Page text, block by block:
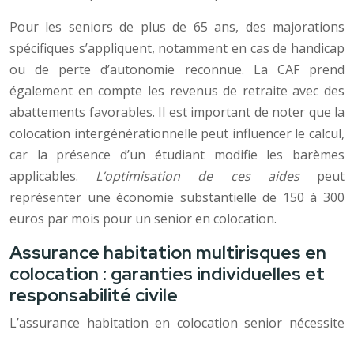
Pour les seniors de plus de 65 ans, des majorations
spécifiques s’appliquent, notamment en cas de handicap
ou de perte d’autonomie reconnue. La CAF prend
également en compte les revenus de retraite avec des
abattements favorables. Il est important de noter que la
colocation intergénérationnelle peut influencer le calcul,
car la présence d’un étudiant modifie les barèmes
applicables. L’optimisation de ces aides peut
représenter une économie substantielle de 150 à 300
euros par mois pour un senior en colocation.
Assurance habitation multirisques en
colocation : garanties individuelles et
responsabilité civile
L’assurance habitation en colocation senior nécessite